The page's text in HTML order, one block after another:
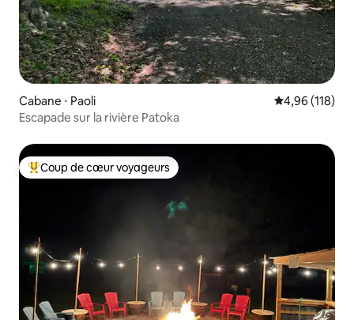
Cabane ⋅ Paoli Évaluation
4,96 (118)
Escapade sur la rivière Patoka
Coups de cœur voyageurs les plus appréciés
Coup de cœur voyageurs